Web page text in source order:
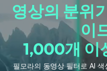
뉴스룸
플랜 및 가격
도움말 센터
AI 기능 HOT
AI 꿀팁
영상 편집 자료실
동영상 편집하기
도움말 센터
필모라 정보
영상의 분위
이
1,000개 이
필모라의 동영상 필터로 AI